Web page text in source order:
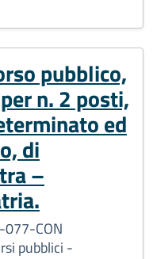
pubblico,
n. 2 posti,
ed
di
–
CON
pubblici -